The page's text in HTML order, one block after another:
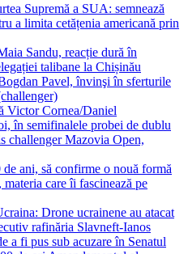
Supremă a SUA: semnează
a limita cetățenia americană prin
Sandu, reacție dură în
talibane la Chișinău
Pavel, învinşi în sferturile
Victor Cornea/Daniel
în semifinalele probei de dublu
challenger Mazovia Open,
ani, să confirme o nouă formă
care îi fascinează pe
Drone ucrainene au atacat
rafinăria Slavneft-Ianos
a fi pus sub acuzare în Senatul